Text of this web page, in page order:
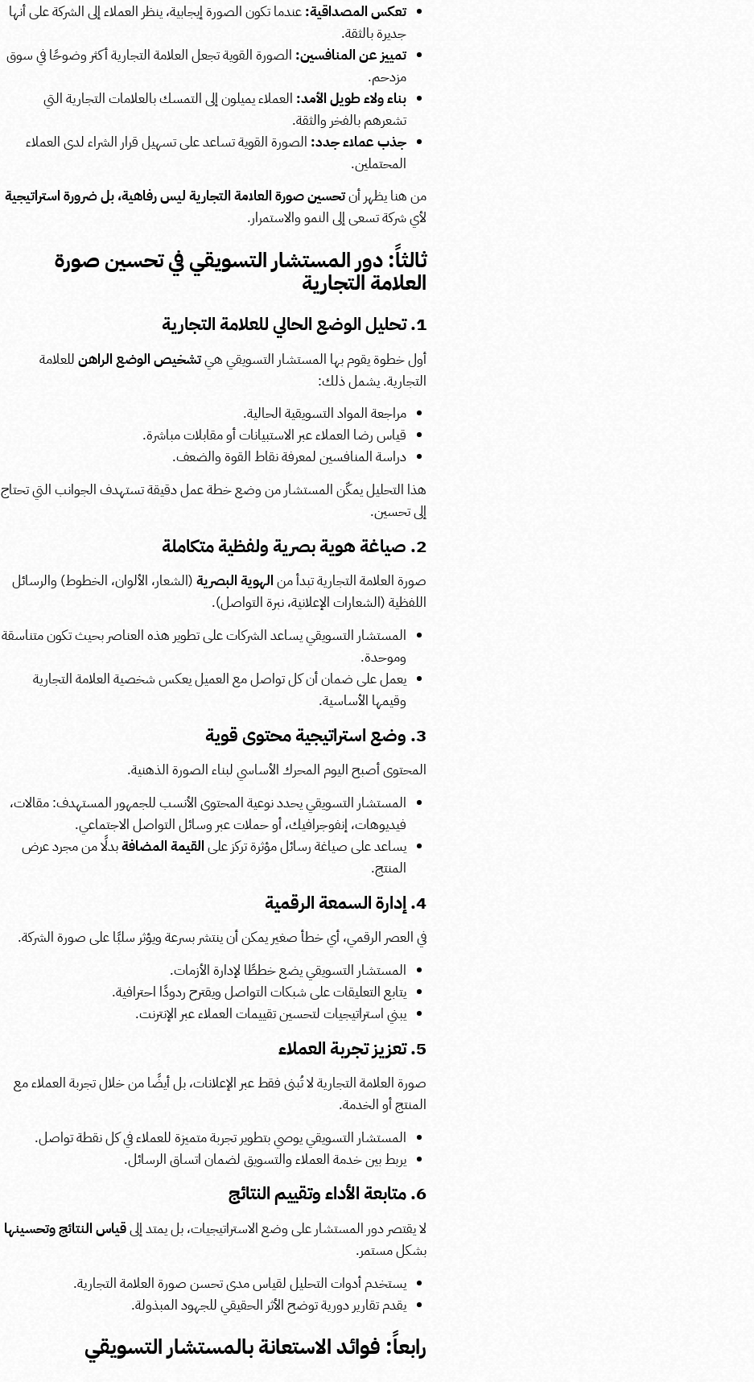
تعكس المصداقية: عندما تكون الصورة إيجابية، ينظر العملاء إلى الشركة على أنها
جديرة بالثقة.
تمييز عن المنافسين: الصورة القوية تجعل العلامة التجارية أكثر وضوحًا في سوق
مزدحم.
بناء ولاء طويل الأمد: العملاء يميلون إلى التمسك بالعلامات التجارية التي
تشعرهم بالفخر والثقة.
جذب عملاء جدد: الصورة القوية تساعد على تسهيل قرار الشراء لدى العملاء
المحتملين.
من هنا يظهر أنتحسين صورة العلامة التجارية ليس رفاهية، بل ضرورة استراتيجية
لأي شركة تسعى إلى النمو والاستمرار.
ثالثاً: دور المستشار التسويقي في تحسين صورة
العلامة التجارية
1. تحليل الوضع الحالي للعلامة التجارية
أول خطوة يقوم بها المستشار التسويقي هيتشخيص الوضع الراهنللعلامة
التجارية. يشمل ذلك:
مراجعة المواد التسويقية الحالية.
قياس رضا العملاء عبر الاستبيانات أو مقابلات مباشرة.
دراسة المنافسين لمعرفة نقاط القوة والضعف.
هذا التحليل يمكّن المستشار من وضع خطة عمل دقيقة تستهدف الجوانب التي تحتاج
إلى تحسين.
2. صياغة هوية بصرية ولفظية متكاملة
صورة العلامة التجارية تبدأ من الهوية البصرية(الشعار، الألوان، الخطوط) والرسائل
اللفظية (الشعارات الإعلانية، نبرة التواصل).
المستشار التسويقي يساعد الشركات على تطوير هذه العناصر بحيث تكون متناسقة
وموحدة.
يعمل على ضمان أن كل تواصل مع العميل يعكس شخصية العلامة التجارية
وقيمها الأساسية.
3. وضع استراتيجية محتوى قوية
المحتوى أصبح اليوم المحرك الأساسي لبناء الصورة الذهنية.
المستشار التسويقي يحدد نوعية المحتوى الأنسب للجمهور المستهدف: مقالات،
فيديوهات، إنفوجرافيك، أو حملات عبر وسائل التواصل الاجتماعي.
يساعد على صياغة رسائل مؤثرة تركز على القيمة المضافةبدلًا من مجرد عرض
المنتج.
4. إدارة السمعة الرقمية
في العصر الرقمي، أي خطأ صغير يمكن أن ينتشر بسرعة ويؤثر سلبًا على صورة الشركة.
المستشار التسويقي يضع خططًا لإدارة الأزمات.
يتابع التعليقات على شبكات التواصل ويقترح ردودًا احترافية.
يبني استراتيجيات لتحسين تقييمات العملاء عبر الإنترنت.
5. تعزيز تجربة العملاء
صورة العلامة التجارية لا تُبنى فقط عبر الإعلانات، بل أيضًا من خلال تجربة العملاء مع
المنتج أو الخدمة.
المستشار التسويقي يوصي بتطوير تجربة متميزة للعملاء في كل نقطة تواصل.
يربط بين خدمة العملاء والتسويق لضمان اتساق الرسائل.
6. متابعة الأداء وتقييم النتائج
لا يقتصر دور المستشار على وضع الاستراتيجيات، بل يمتد إلىقياس النتائج وتحسينها
بشكل مستمر.
يستخدم أدوات التحليل لقياس مدى تحسن صورة العلامة التجارية.
يقدم تقارير دورية توضح الأثر الحقيقي للجهود المبذولة.
رابعاً: فوائد الاستعانة بالمستشار التسويقي